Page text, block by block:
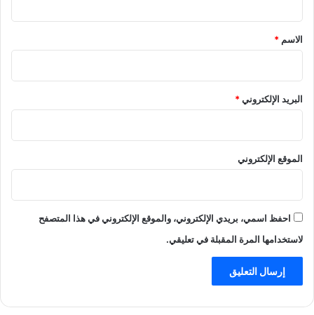
*
الاسم *
البريد الإلكتروني*
الموقع الإلكتروني
احفظ اسمي، بريدي الإلكتروني، والموقع الإلكتروني في هذا المتصفح
لاستخدامها المرة المقبلة في تعليقي.